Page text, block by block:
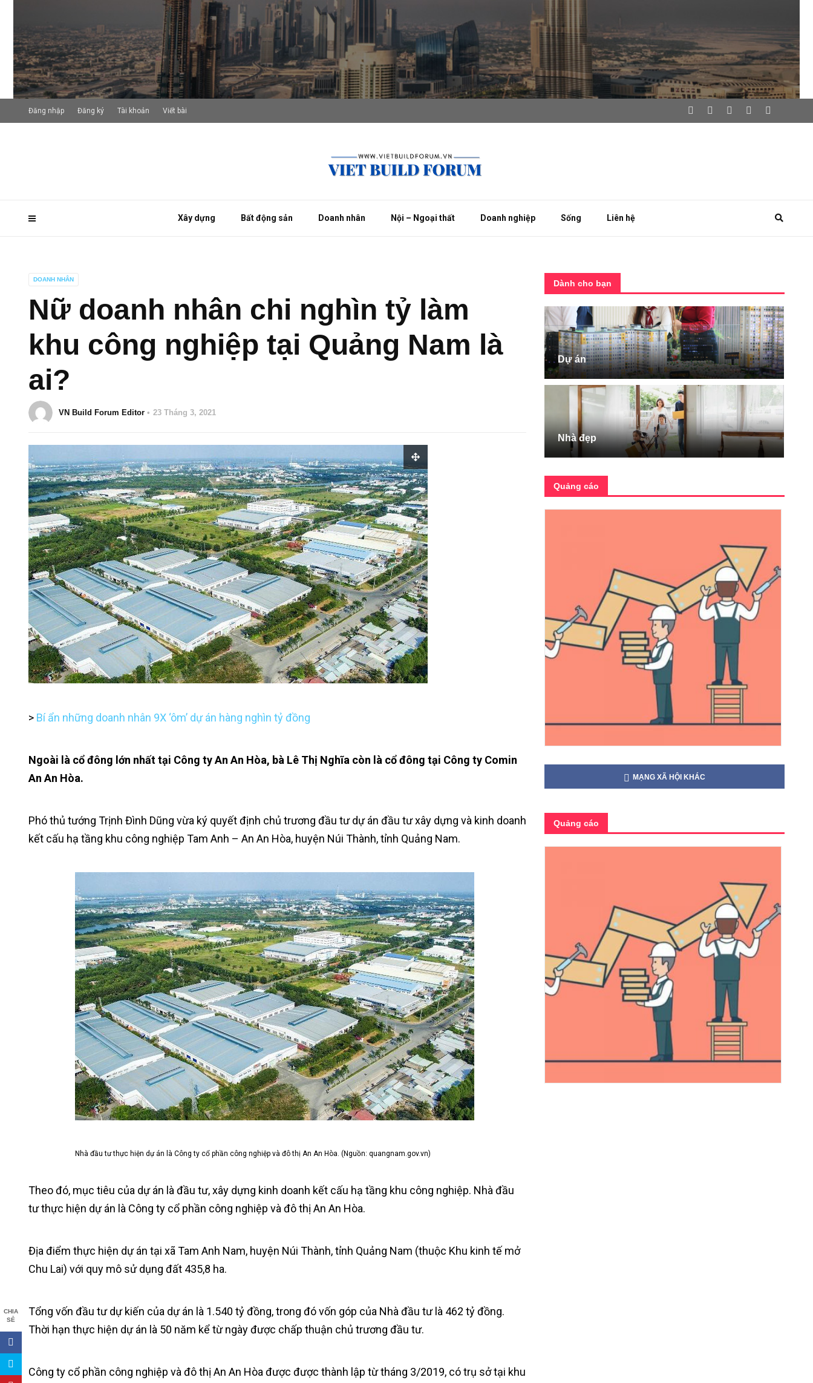
Xây dựng Bất động sản Doanh nhân Nội – Ngoại thất Doanh nghiệp Sống Liên hệ
Đăng nhập Đăng ký Tài khoản Viết bài
DOANH NHÂN
Nữ doanh nhân chi nghìn tỷ làm
khu công nghiệp tại Quảng Nam là
ai?
VN Build Forum Editor 23 Tháng 3, 2021
CHIA
SẺ
> Bí ẩn những doanh nhân 9X ‘ôm’ dự án hàng nghìn tỷ đồng
Ngoài là cổ đông lớn nhất tại Công ty An An Hòa, bà Lê Thị Nghĩa còn là cổ đông tại Công ty Comin
An An Hòa.
Phó thủ tướng Trịnh Đình Dũng vừa ký quyết định chủ trương đầu tư dự án đầu tư xây dựng và kinh doanh
kết cấu hạ tầng khu công nghiệp Tam Anh – An An Hòa, huyện Núi Thành, tỉnh Quảng Nam.
Nhà đầu tư thực hiện dự án là Công ty cổ phần công nghiệp và đô thị An An Hòa. (Nguồn: quangnam.gov.vn)
Theo đó, mục tiêu của dự án là đầu tư, xây dựng kinh doanh kết cấu hạ tầng khu công nghiệp. Nhà đầu
tư thực hiện dự án là Công ty cổ phần công nghiệp và đô thị An An Hòa.
Địa điểm thực hiện dự án tại xã Tam Anh Nam, huyện Núi Thành, tỉnh Quảng Nam (thuộc Khu kinh tế mở
Chu Lai) với quy mô sử dụng đất 435,8 ha.
Tổng vốn đầu tư dự kiến của dự án là 1.540 tỷ đồng, trong đó vốn góp của Nhà đầu tư là 462 tỷ đồng.
Thời hạn thực hiện dự án là 50 năm kể từ ngày được chấp thuận chủ trương đầu tư.
Công ty cổ phần công nghiệp và đô thị An An Hòa được được thành lập từ tháng 3/2019, có trụ sở tại khu
Dành cho bạn
Dự án
Nhà đẹp
Quảng cáo
MẠNG XÃ HỘI KHÁC
Quảng cáo